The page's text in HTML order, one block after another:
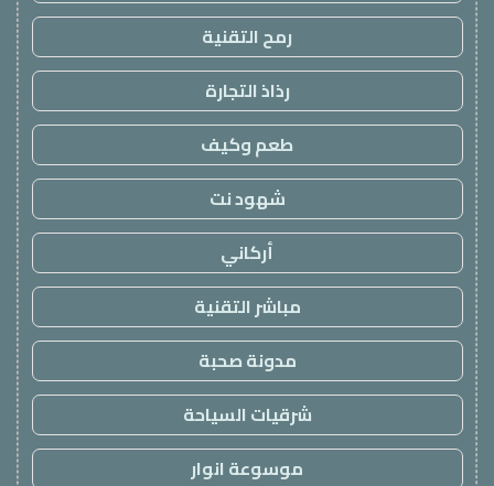
رمح التقنية
رذاذ التجارة
طعم وكيف
شهود نت
أركاني
مباشر التقنية
مدونة صحبة
شرقيات السياحة
موسوعة انوار